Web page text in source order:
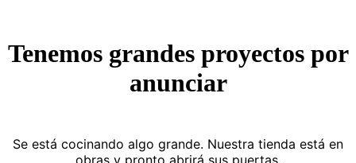
Tenemos grandes proyectos por
anunciar
Se está cocinando algo grande. Nuestra tienda está en
obras y pronto abrirá sus puertas.